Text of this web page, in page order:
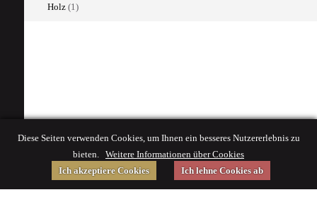
Holz (1)
Diese Seiten verwenden Cookies, um Ihnen ein besseres Nutzererlebnis zu
bieten. Weitere Informationen über Cookies
Ich akzeptiere Cookies
Ich lehne Cookies ab